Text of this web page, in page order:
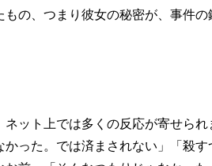
の、つまり彼女の秘密が、事件の
ネット上では多くの反応が寄せら
かった。では済まされない」「殺